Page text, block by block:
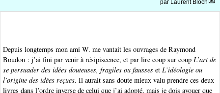
par Laurent Bloch
Depuis longtemps mon ami W. me vantait les ouvrages de Raymond
Boudon : j’ai fini par venir à résipiscence, et par lire coup sur coup L’art de
se persuader des idées douteuses, fragiles ou fausses et L’idéologie ou
l’origine des idées reçues. Il aurait sans doute mieux valu prendre ces deux
livres dans l’ordre inverse de celui que j’ai adopté, mais je dois avouer que